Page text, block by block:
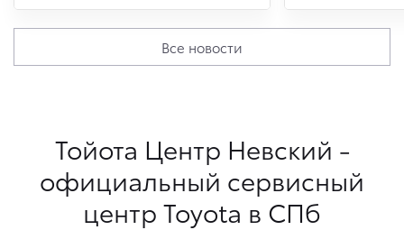
Все новости
Тойота Центр Невский -
официальный сервисный
центр Toyota в СПб